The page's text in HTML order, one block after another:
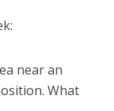
near an
What